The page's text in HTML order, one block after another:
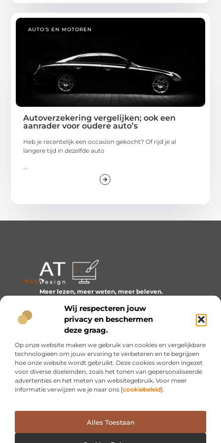
Wij respecteren jouw
privacy en beschermen
deze graag.
Op onze website maken we gebruik van cookies en vergelijkbare
technologieën om jouw ervaring te verbeteren en te begrijpen
hoe onze website wordt gebruikt. Deze cookies worden ingezet
voor diverse doeleinden, zoals het tonen van gepersonaliseerde
advertenties en het meten van websitegebruik. Voor meer
informatie verwijzen we je naar ons [cookiebeleid].
Alles Toestaan
AUTO'S EN MOTOREN
Autoverzekering vergelijken; ook een
aanrader voor oudere auto’s
Heb je recentelijk een occasion gekocht? Of rijd je al
langere tijd in dezelfde auto
Meer lezen, meer weten, meer beleven.
het dagelijks leven boeiend maakt.
Bericht categorie
Onze informatie